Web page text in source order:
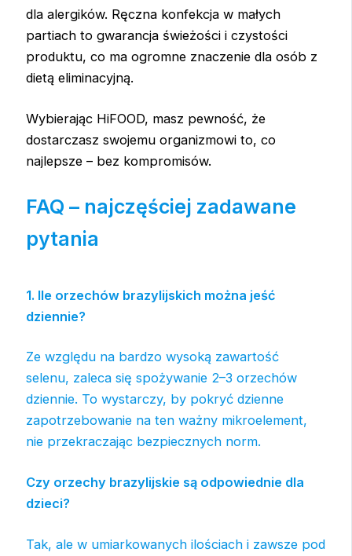
dla alergików. Ręczna konfekcja w małych
partiach to gwarancja świeżości i czystości
produktu, co ma ogromne znaczenie dla osób z
dietą eliminacyjną.
Wybierając HiFOOD, masz pewność, że
dostarczasz swojemu organizmowi to, co
najlepsze – bez kompromisów.
FAQ – najczęściej zadawane
pytania
1. Ile orzechów brazylijskich można jeść
dziennie?
Ze względu na bardzo wysoką zawartość
selenu, zaleca się spożywanie 2–3 orzechów
dziennie. To wystarczy, by pokryć dzienne
zapotrzebowanie na ten ważny mikroelement,
nie przekraczając bezpiecznych norm.
Czy orzechy brazylijskie są odpowiednie dla
dzieci?
Tak, ale w umiarkowanych ilościach i zawsze pod